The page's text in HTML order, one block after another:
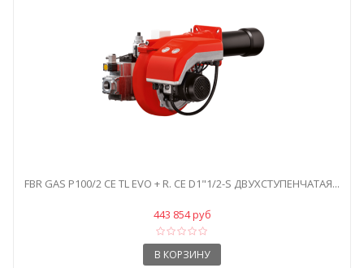
FBR GAS P100/2 CE TL EVO + R. CE D1"1/2-S ДВУХСТУПЕНЧАТАЯ...
443 854 руб
В КОРЗИНУ